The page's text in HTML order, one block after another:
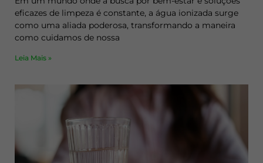
eficazes de limpeza é constante, a água ionizada surge
como uma aliada poderosa, transformando a maneira
como cuidamos de nossa
Leia Mais »